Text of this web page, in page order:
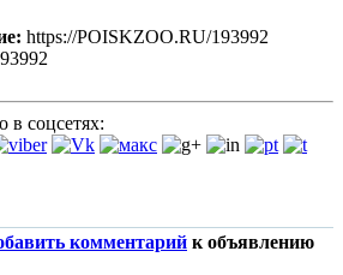
https://POISKZOO.RU/193992
в соцсетях:
комментарий к объявлению